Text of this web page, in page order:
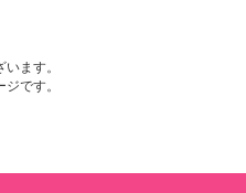
ます。
です。